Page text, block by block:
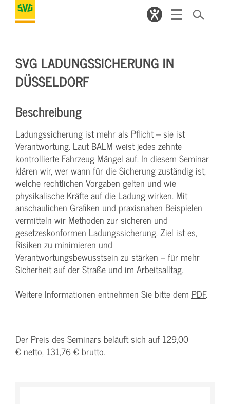
SVG LADUNGSSICHERUNG IN
DÜSSELDORF
Beschreibung
Ladungssicherung ist mehr als Pflicht – sie ist
Verantwortung. Laut BALM weist jedes zehnte
kontrollierte Fahrzeug Mängel auf. In diesem Seminar
klären wir, wer wann für die Sicherung zuständig ist,
welche rechtlichen Vorgaben gelten und wie
physikalische Kräfte auf die Ladung wirken. Mit
anschaulichen Grafiken und praxisnahen Beispielen
vermitteln wir Methoden zur sicheren und
gesetzeskonformen Ladungssicherung. Ziel ist es,
Risiken zu minimieren und
Verantwortungsbewusstsein zu stärken – für mehr
Sicherheit auf der Straße und im Arbeitsalltag.
Weitere Informationen entnehmen Sie bitte dem PDF.
Der Preis des Seminars beläuft sich auf 129,00
€ netto, 131,76 € brutto.